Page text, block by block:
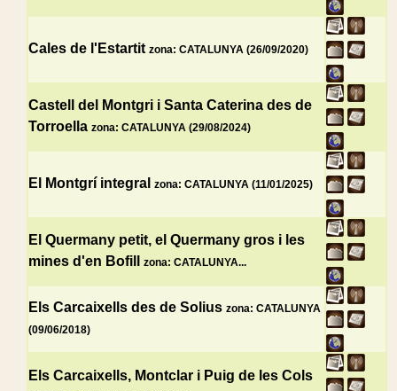
Cales de l'Estartit zona: CATALUNYA (26/09/2020)
Castell del Montgri i Santa Caterina des de
Torroella zona: CATALUNYA (29/08/2024)
El Montgrí integral zona: CATALUNYA (11/01/2025)
El Quermany petit, el Quermany gros i les
mines d'en Bofill
zona: CATALUNYA...
Els Carcaixells des de Solius zona: CATALUNYA
(09/06/2018)
Els Carcaixells, Montclar i Puig de les Cols